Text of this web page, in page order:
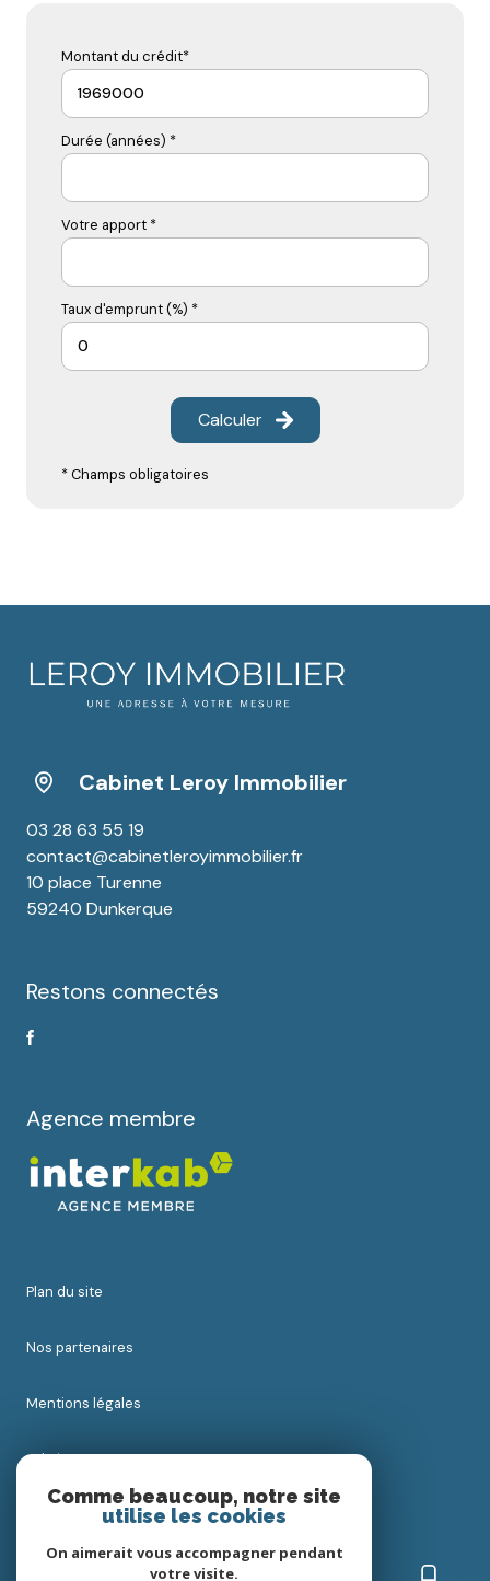
Montant du crédit*
Durée (années) *
Votre apport *
Taux d'emprunt (%) *
Calculer
* Champs obligatoires
Cabinet Leroy Immobilier
03 28 63 55 19
contact@cabinetleroyimmobilier.fr
10 place Turenne
59240 Dunkerque
Restons connectés
Agence membre
plan du site
nos partenaires
mentions légales
admin
nos honoraires
Comme beaucoup, notre site
utilise les cookies
On aimerait vous accompagner pendant
votre visite.